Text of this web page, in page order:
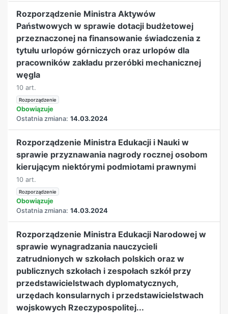
Rozporządzenie Ministra Aktywów
Państwowych w sprawie dotacji budżetowej
przeznaczonej na finansowanie świadczenia z
tytułu urlopów górniczych oraz urlopów dla
pracowników zakładu przeróbki mechanicznej
węgla
10 art.
Rozporządzenie
Obowiązuje
Ostatnia zmiana: 14.03.2024
Rozporządzenie Ministra Edukacji i Nauki w
sprawie przyznawania nagrody rocznej osobom
kierującym niektórymi podmiotami prawnymi
10 art.
Rozporządzenie
Obowiązuje
Ostatnia zmiana: 14.03.2024
Rozporządzenie Ministra Edukacji Narodowej w
sprawie wynagradzania nauczycieli
zatrudnionych w szkołach polskich oraz w
publicznych szkołach i zespołach szkół przy
przedstawicielstwach dyplomatycznych,
urzędach konsularnych i przedstawicielstwach
wojskowych Rzeczypospolitej...